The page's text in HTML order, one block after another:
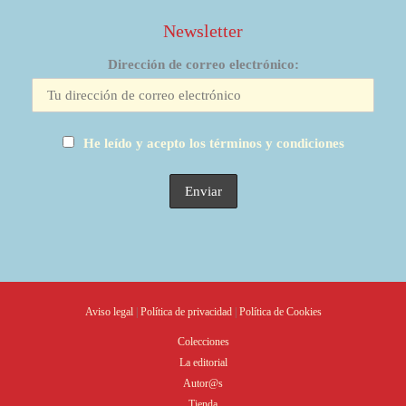
Newsletter
Dirección de correo electrónico:
He leído y acepto los términos y condiciones
Aviso legal| Política de privacidad Política de Cookies
Colecciones
La editorial
Autor@s